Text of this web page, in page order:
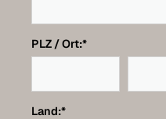
PLZ / Ort:*
Land:*